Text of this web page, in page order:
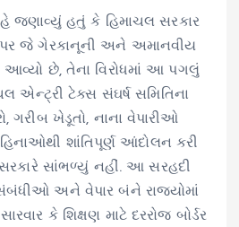
જણાવ્યું હતું કે હિમાચલ સરકાર
પર જે ગેરકાનૂની અને અમાનવીય
આવ્યો છે, તેના વિરોધમાં આ પગલું
એન્ટ્રી ટેક્સ સંઘર્ષ સમિતિના
ગરીબ ખેડૂતો, નાના વેપારીઓ
શાંતિપૂર્ણ આંદોલન કરી
સાંભળ્યું નહીં. આ સરહદી
સંબંધીઓ અને વેપાર બંને રાજ્યોમાં
કે શિક્ષણ માટે દરરોજ બોર્ડર